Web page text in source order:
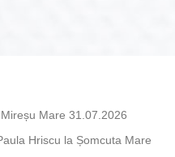
Mare 31.07.2026
Hriscu la Șomcuta Mare